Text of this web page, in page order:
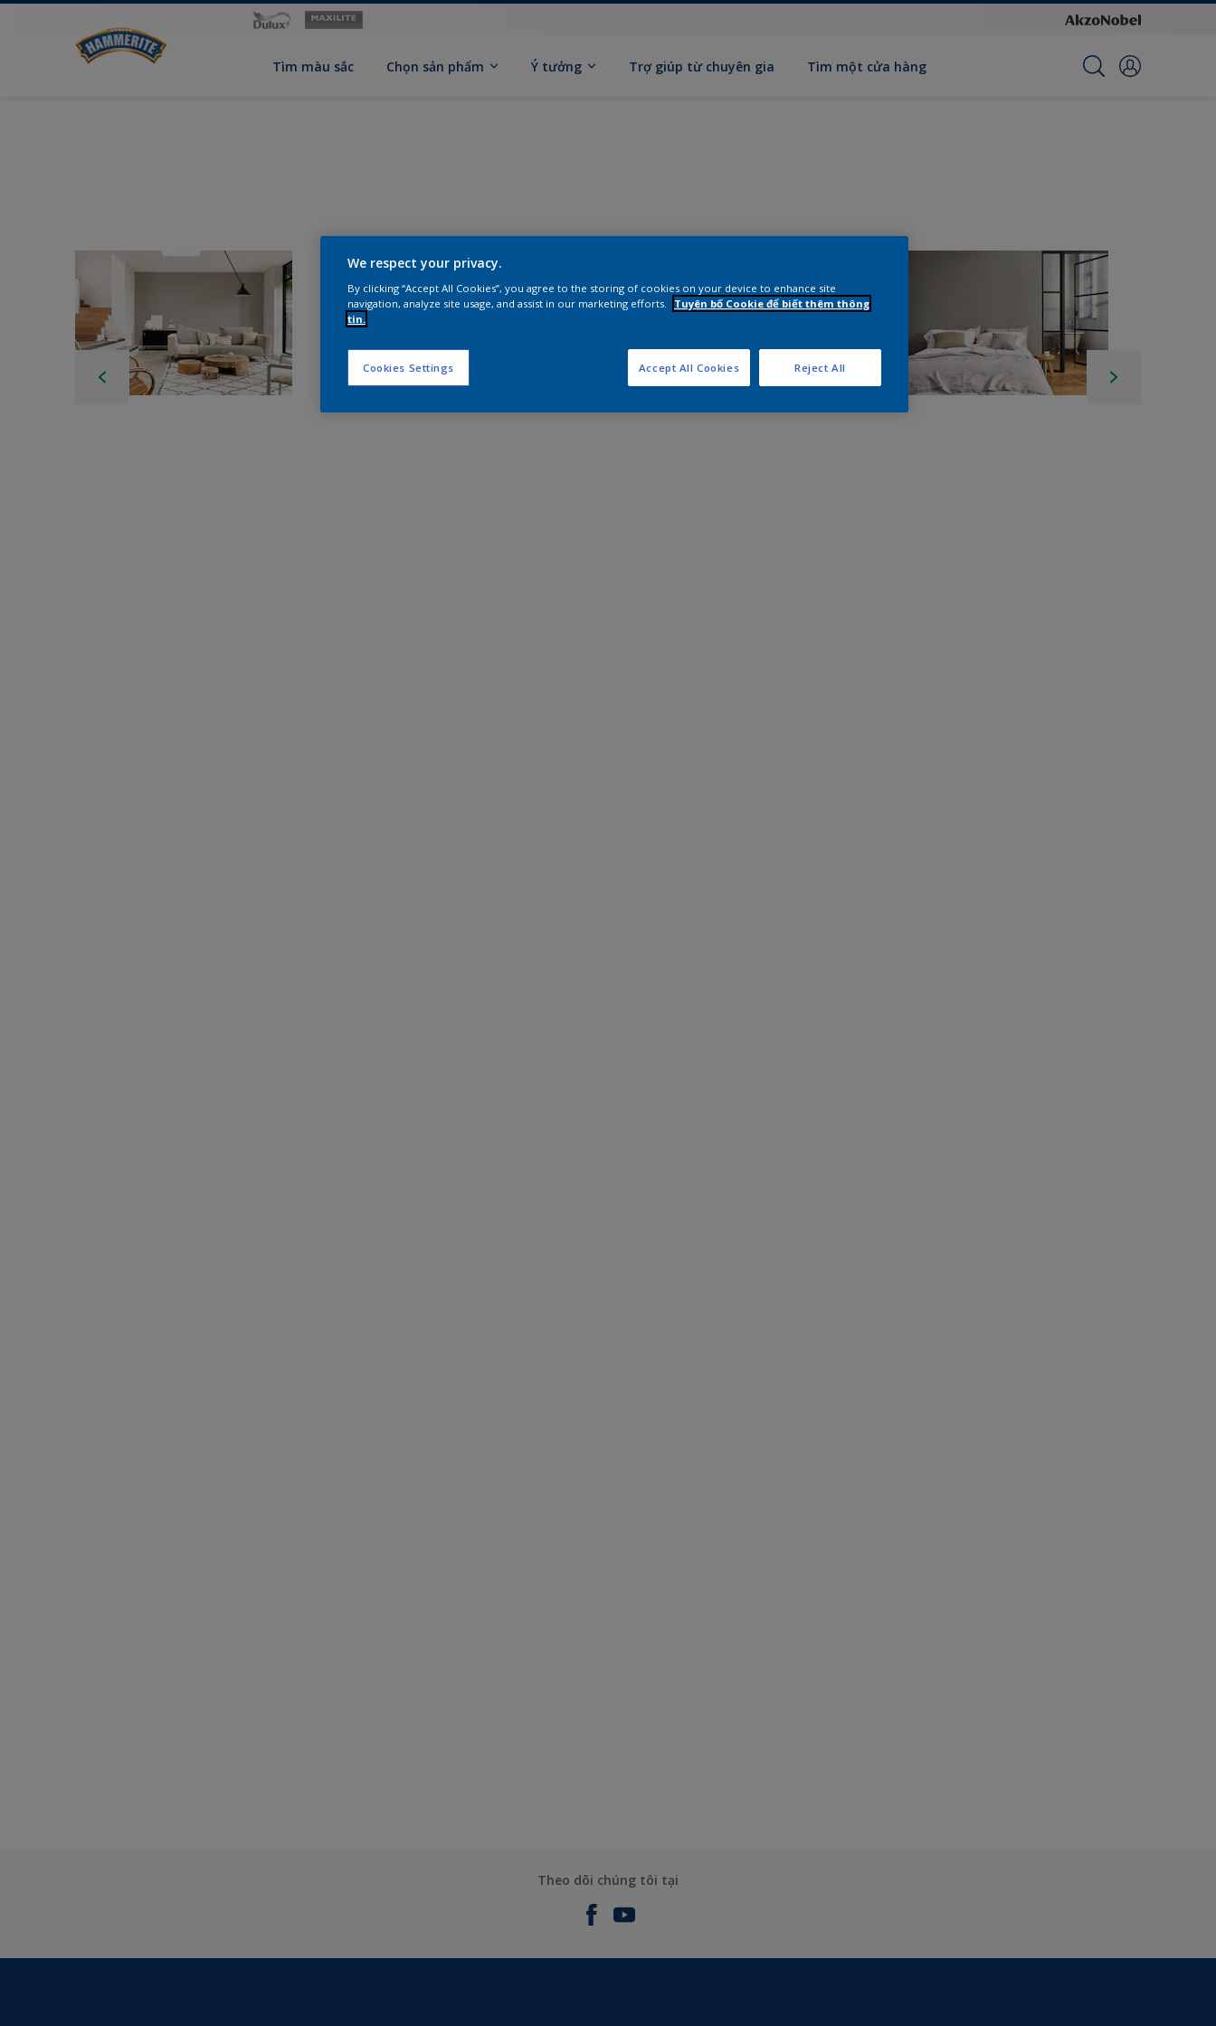
Tìm màu sắc Chọn sản phẩm Ý tưởng Trợ giúp từ chuyên gia Tìm một cửa hàng
Theo dõi chúng tôi tại
We respect your privacy.
By clicking “Accept All Cookies”, you agree to the storing of cookies on your device to enhance site
navigation, analyze site usage, and assist in our marketing efforts.
Tuyên bố Cookie để biết thêm thông
tin.
Reject All
Accept All Cookies
Cookies Settings